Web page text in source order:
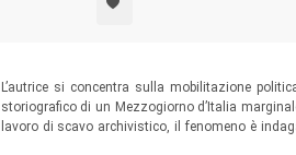
L’autrice si concentra sulla mobilitazione
storiografico di un Mezzogiorno d’Italia
lavoro di scavo archivistico, il fenomeno è
l’affresco di un momento di intensa